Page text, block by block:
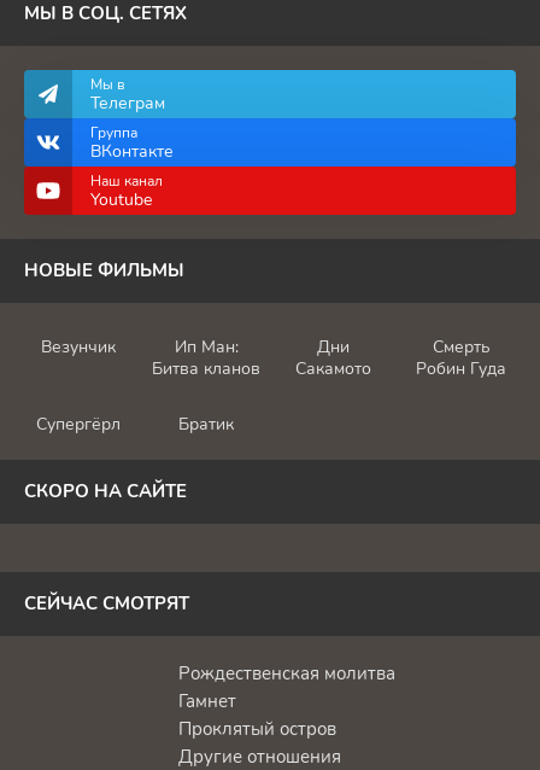
МЫ В СОЦ. СЕТЯХ
Мы в
Телеграм
Группа
ВКонтакте
Наш канал
Youtube
НОВЫЕ ФИЛЬМЫ
Везунчик
Ип Ман:
Битва кланов
Дни
Сакамото
Смерть
Робин Гуда
Супергёрл Братик
СКОРО НА САЙТЕ
СЕЙЧАС СМОТРЯТ
Рождественская молитва
Гамнет
Проклятый остров
Другие отношения